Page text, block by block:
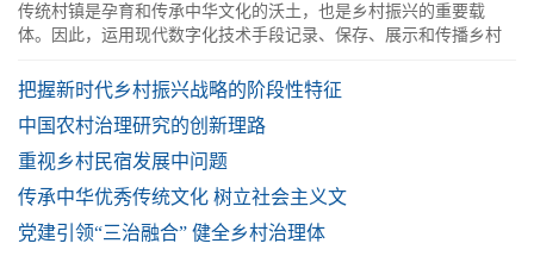
传统村镇是孕育和传承中华文化的沃土，也是乡村振兴的重要载
体。因此，运用现代数字化技术手段记录、保存、展示和传播乡村
把握新时代乡村振兴战略的阶段性特征
中国农村治理研究的创新理路
重视乡村民宿发展中问题
传承中华优秀传统文化 树立社会主义文
党建引领“三治融合” 健全乡村治理体